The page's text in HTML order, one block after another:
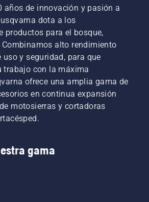
años de innovación y pasión a
dota a los
productos para el bosque,
alto rendimiento
y seguridad, para que
trabajo con la máxima
ofrece una amplia gama de
en continua expansión
motosierras y cortadoras
gama